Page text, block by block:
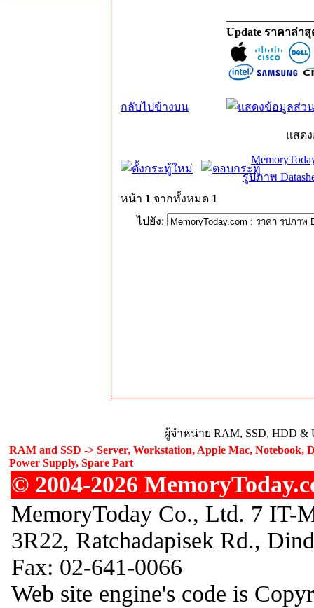
Update ราคาล่า
กลับไปข้างบน
แสด
รูปภาพ
หน้า 1 จากทั้งหมด 1
ไปยัง:
ผู้จำหน่าย RAM, SSD, HDD &
RAM and SSD -> Server, Workstation, Apple Mac, Notebook,
Power Supply, Spare Part
© 2004-2026
MemoryToday Co., Ltd. 7 IT-
3R22, Ratchadapisek Rd.,
Fax: 02-641-0066
Web site engine's code is